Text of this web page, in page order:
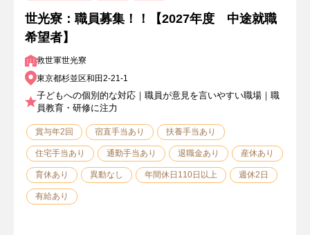
世光寮：職員募集！！【2027年度 中途就職
希望者】
救世軍世光寮
東京都杉並区和田2-21-1
子どもへの個別的な対応｜職員が意見を言いやすい職場｜職
員教育・研修に注力
賞与年2回 宿直手当あり 扶養手当あり
住宅手当あり 通勤手当あり 退職金あり 産休あり
育休あり 異動なし 年間休日110日以上 週休2日
有給あり